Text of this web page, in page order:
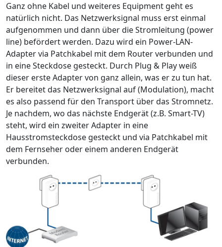
Ganz ohne Kabel und weiteres Equipment geht es
natürlich nicht. Das Netzwerksignal muss erst einmal
aufgenommen und dann über die Stromleitung (power
line) befördert werden. Dazu wird ein Power-LAN-
Adapter via Patchkabel mit dem Router verbunden und
in eine Steckdose gesteckt. Durch Plug & Play weiß
dieser erste Adapter von ganz allein, was er zu tun hat.
Er bereitet das Netzwerksignal auf (Modulation), macht
es also passend für den Transport über das Stromnetz.
Je nachdem, wo das nächste Endgerät (z.B. Smart-TV)
steht, wird ein zweiter Adapter in eine
Hausstromsteckdose gesteckt und via Patchkabel mit
dem Fernseher oder einem anderen Endgerät
verbunden.